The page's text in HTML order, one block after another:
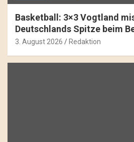
Basketball: 3×3 Vogtland
Deutschlands Spitze beim
3. August 2026 Redaktion